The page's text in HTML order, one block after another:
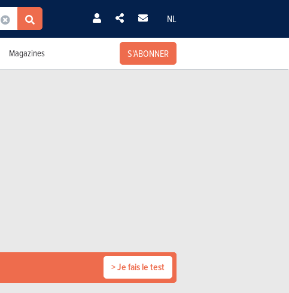
NL
Magazines S'ABONNER
> Je fais le test